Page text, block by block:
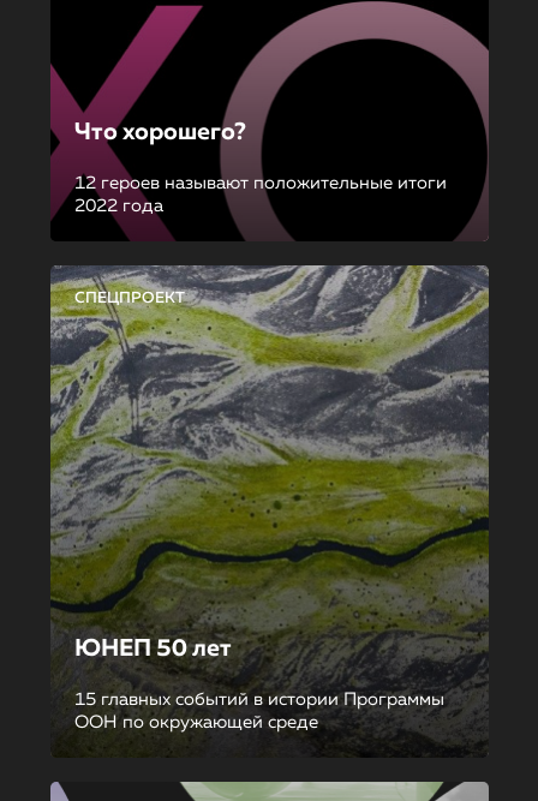
Что хорошего?
12 героев называют положительные итоги
2022 года
СПЕЦПРОЕКТ
ЮНЕП 50 лет
15 главных событий в истории Программы
ООН по окружающей среде